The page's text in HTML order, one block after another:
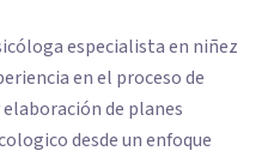
especialista en niñez
en el proceso de
de planes
desde un enfoque